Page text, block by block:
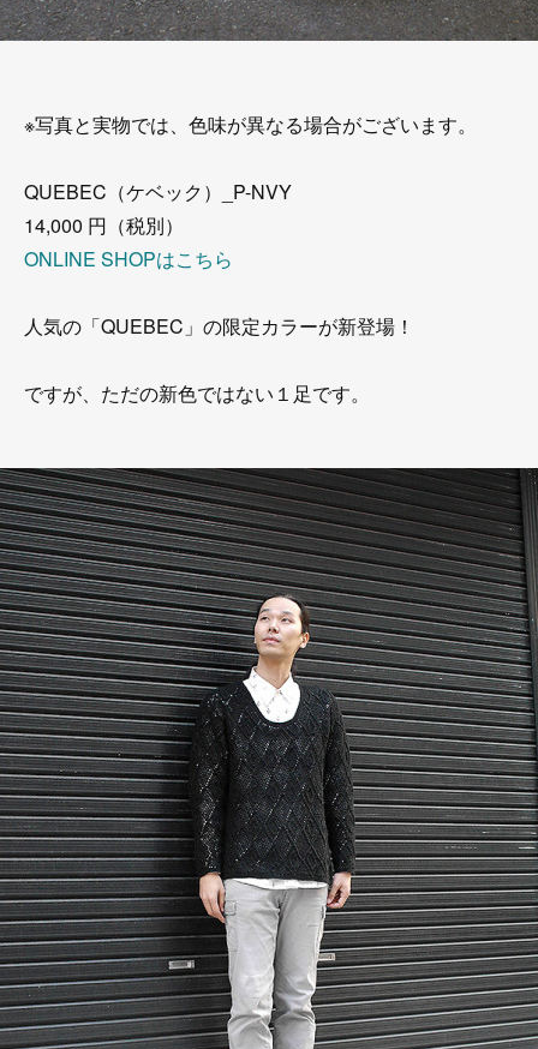
※写真と実物では、色味が異なる場合がございます。
QUEBEC（ケベック）_P-NVY
14,000 円（税別）
ONLINE SHOPはこちら
人気の「QUEBEC」の限定カラーが新登場！
ですが、ただの新色ではない１足です。